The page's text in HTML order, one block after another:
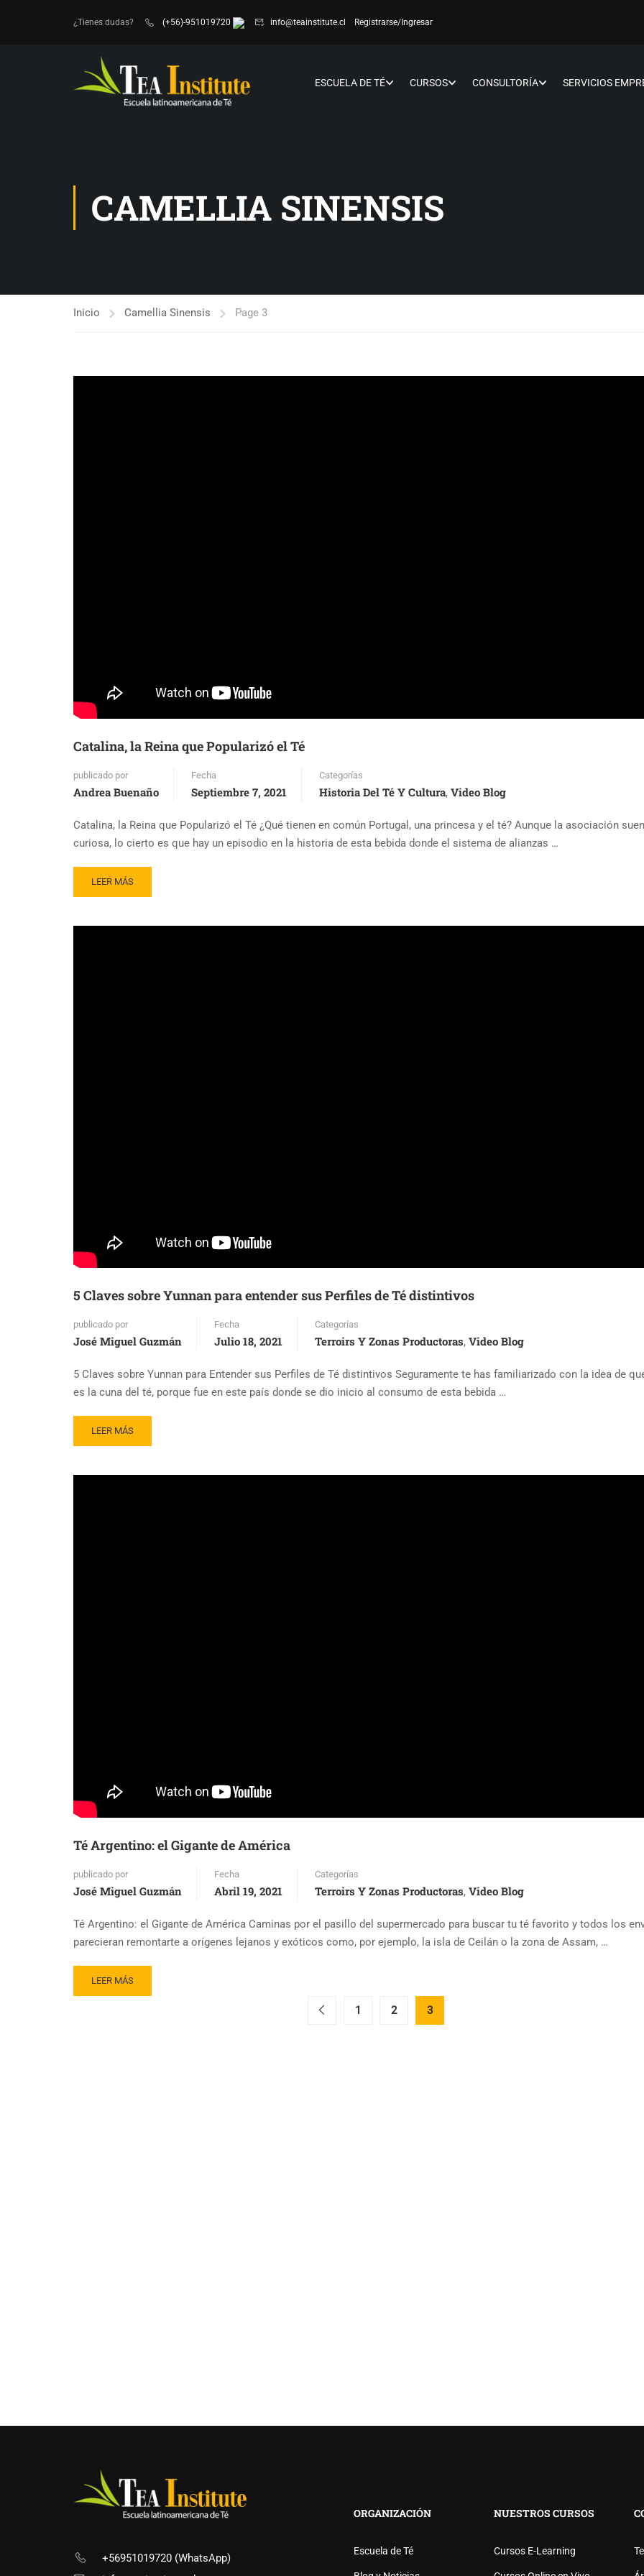
¿Tienes dudas? (+56)-951019720 info@teainstitute.cl Registrarse/Ingresar
ESCUELA DE TÉ CURSOS CONSULTORÍA SERVICIOS
CAMELLIA SINENSIS
Inicio Camellia Sinensis Page 3
Catalina, la Reina que Popularizó el Té
publicado por
Andrea Buenaño
Fecha
Septiembre 7, 2021
Categorías
Historia Del Té Y Cultura, Video Blog
Catalina, la Reina que Popularizó el Té ¿Qué tienen en común Portugal, una princesa y el té? Aunque la asociación
curiosa, lo cierto es que hay un episodio en la historia de esta bebida donde el sistema de alianzas …
READ
MORE
CATALINA,
LEER MÁS
5 Claves sobre Yunnan para entender sus Perfiles de Té distintivos
publicado por
José Miguel Guzmán
Fecha
Julio 18, 2021
Categorías
Terroirs Y Zonas Productoras, Video Blog
5 Claves sobre Yunnan para Entender sus Perfiles de Té distintivos Seguramente te has familiarizado con la idea de
es la cuna del té, porque fue en este país donde se dio inicio al consumo de esta bebida …
READ
MORE
5
LEER MÁS
Té Argentino: el Gigante de América
publicado por
José Miguel Guzmán
Fecha
Abril 19, 2021
Categorías
Terroirs Y Zonas Productoras, Video Blog
Té Argentino: el Gigante de América Caminas por el pasillo del supermercado para buscar tu té favorito y todos los
parecieran remontarte a orígenes lejanos y exóticos como, por ejemplo, la isla de Ceilán o la zona de Assam, …
READ
MORE
LEER MÁS
1 2 3
+56951019720 (WhatsApp)
ORGANIZACIÓN
Escuela de Té
NUESTROS CURSOS
Cursos E-Learning
¿DESEAS SER